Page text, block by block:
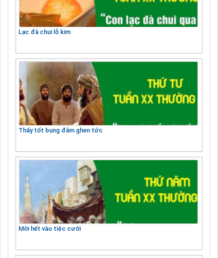
Lạc đà chui lỗ kim
Thấy tốt bụng đâm ghen tức
Mời hết vào tiệc cưới